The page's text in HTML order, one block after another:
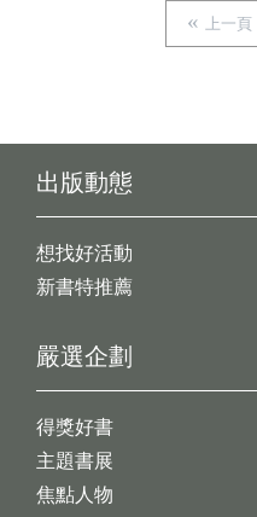
上一頁
出版動態
想找好活動
新書特推薦
嚴選企劃
得獎好書
主題書展
焦點人物